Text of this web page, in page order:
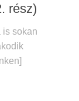
rész)
is sokan